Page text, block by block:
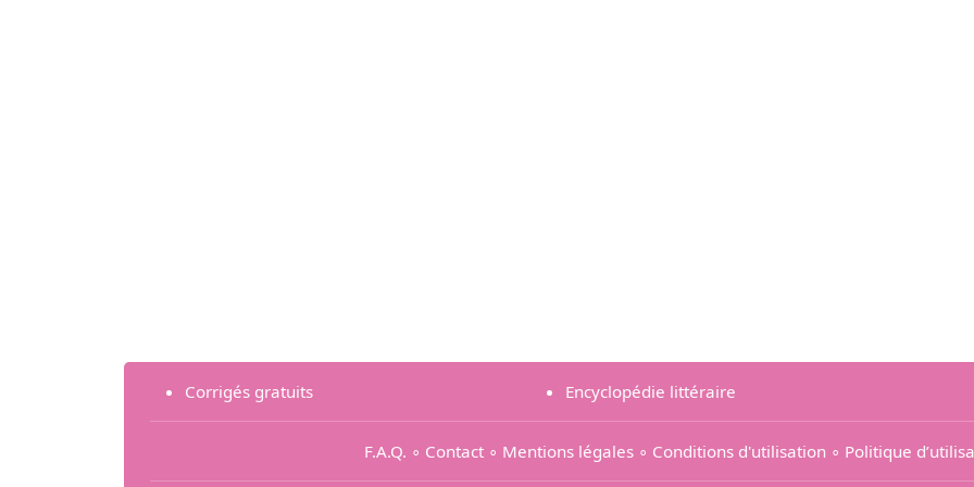
Corrigés gratuits Encyclopédie littéraire
F.A.Q. ∘ Contact∘ Mentions légales∘ Conditions d'utilisation ∘ Politique